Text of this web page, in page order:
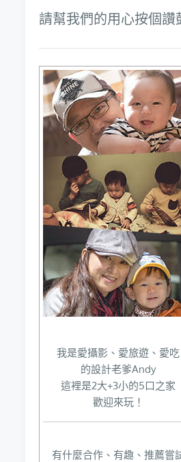
請幫我們的用心按個讚
我是愛攝影、愛旅遊、愛吃
的設計老爹Andy
這裡是2大+3小的5口之家
歡迎來玩！
有什麼合作、有趣、推薦嘗